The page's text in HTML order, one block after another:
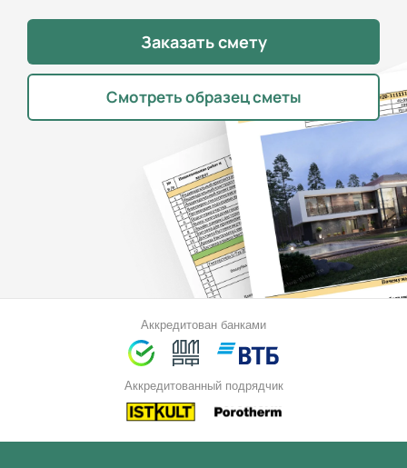
Заказать смету
Смотреть образец сметы
Аккредитован банками
Аккредитованный подрядчик